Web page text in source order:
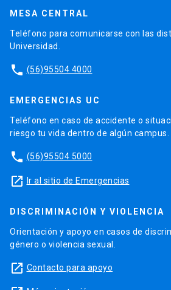
MESA CENTRAL
Teléfono para comunicarse con las
Universidad.
phone (56)95504 4000
EMERGENCIAS UC
Teléfono en caso de accidente o
riesgo tu vida dentro de algún campus.
phone (56)95504 5000
launch Ir al sitio de Emergencias
DISCRIMINACIÓN Y VIOLENCIA
Orientación y apoyo en casos de
género o violencia sexual.
launch Contacto para apoyo